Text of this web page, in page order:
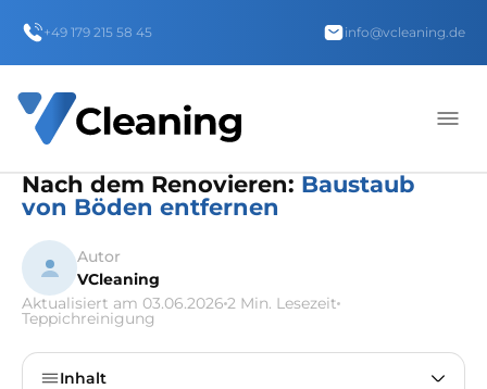
+49 179 215 58 45 info@vcleaning.de
Nach dem Renovieren: Baustaub
von Böden entfernen
Autor
VCleaning
Aktualisiert am 03.06.2026 2 Min. Lesezeit
Teppichreinigung
Inhalt